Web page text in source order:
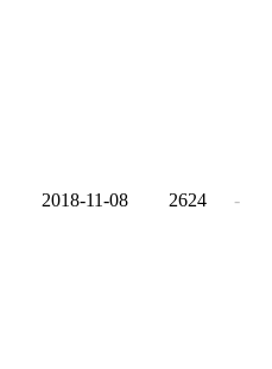
2018-11-08 2624 -